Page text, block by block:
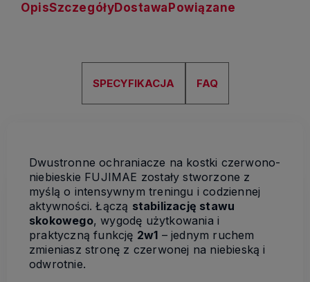
OpisSzczegółyDostawa Powiązane
SPECYFIKACJA FAQ
Dwustronne ochraniacze na kostki czerwono-
niebieskie FUJIMAE zostały stworzone z
myślą o intensywnym treningu i codziennej
aktywności. Łączą stabilizację stawu
skokowego, wygodę użytkowania i
praktyczną funkcję 2w1 – jednym ruchem
zmieniasz stronę z czerwonej na niebieską i
odwrotnie.